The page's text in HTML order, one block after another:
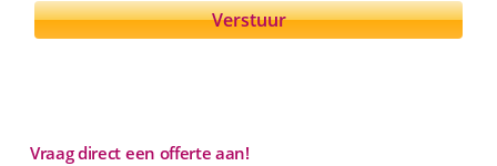
Vraag direct een offerte aan!